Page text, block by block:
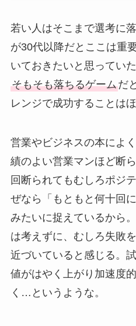
若い人はそこまで選考に
が30代以降だとここは重
いておきたいと思ってい
そもそも落ちるゲームだ
レンジで成功することは
営業やビジネスの本によ
績のよい営業マンほど断
回断られてもむしろポジ
ぜなら「もともと何十回
みたいに捉えているから
は考えずに、むしろ失敗
近づいていると感じる。
値がはやく上がり加速度
く…というような。